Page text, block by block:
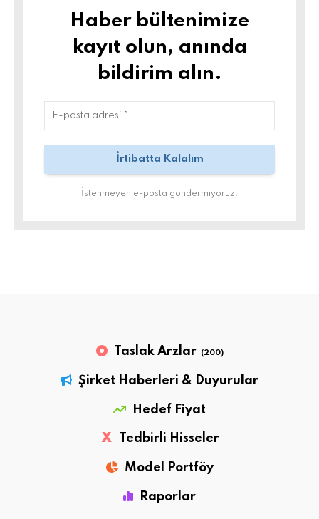
Haber bültenimize
kayıt olun, anında
bildirim alın.
İstenmeyen e-posta göndermiyoruz.
Taslak Arzlar (200)
Şirket Haberleri & Duyurular
Hedef Fiyat
X Tedbirli Hisseler
Model Portföy
Raporlar